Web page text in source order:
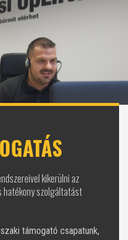
kikerülni az
hatékony szolgáltatást
támogató csapatunk,